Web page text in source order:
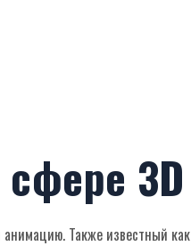
сфере 3D
анимацию. Также известный как